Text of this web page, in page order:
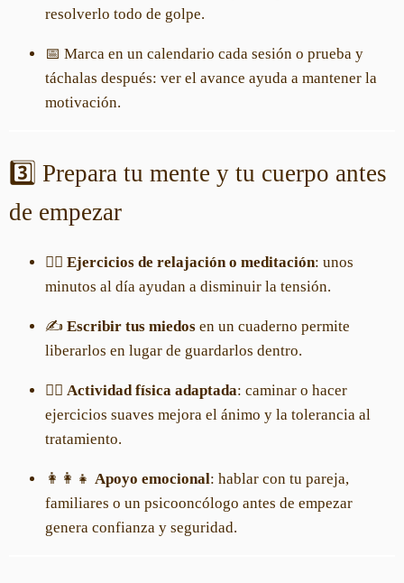
resolverlo todo de golpe.
📅 Marca en un calendario cada sesión o prueba y
táchalas después: ver el avance ayuda a mantener la
motivación.
3️⃣ Prepara tu mente y tu cuerpo antes
de empezar
🧘‍♀️ Ejercicios de relajación o meditación: unos
minutos al día ayudan a disminuir la tensión.
✍️ Escribir tus miedos en un cuaderno permite
liberarlos en lugar de guardarlos dentro.
🏃‍♀️ Actividad física adaptada: caminar o hacer
ejercicios suaves mejora el ánimo y la tolerancia al
tratamiento.
👩‍👩‍👧 Apoyo emocional: hablar con tu pareja,
familiares o un psicooncólogo antes de empezar
genera confianza y seguridad.